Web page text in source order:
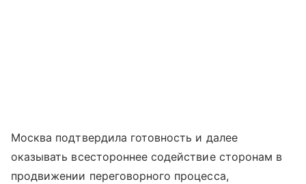
Москва подтвердила готовность и далее
оказывать всестороннее содействие сторонам в
продвижении переговорного процесса,